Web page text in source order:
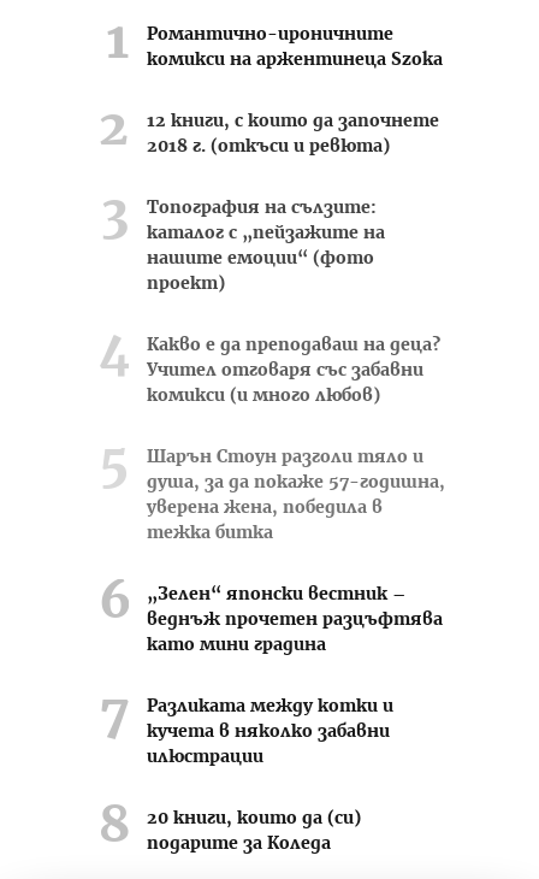
Романтично-ироничните
комикси на аржентинеца Szoka
12 книги, с които да започнете
2018 г. (откъси и ревюта)
Топография на сълзите:
каталог с „пейзажите на
нашите емоции“ (фото
проект)
Какво е да преподаваш на деца?
Учител отговаря със забавни
комикси (и много любов)
Шарън Стоун разголи тяло и
душа, за да покаже 57-годишна,
уверена жена, победила в
тежка битка
„Зелен“ японски вестник –
веднъж прочетен разцъфтява
като мини градина
Разликата между котки и
кучета в няколко забавни
илюстрации
20 книги, които да (си)
подарите за Коледа